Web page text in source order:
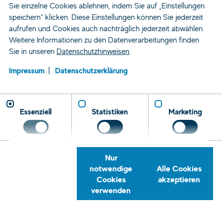
Zeitarbeit und Personaldienstleistung
Personalvermittlung
Rückrufservice
Telefon E-
Sie einzelne Cookies ablehnen, indem Sie auf „Einstellungen
speichern“ klicken. Diese Einstellungen können Sie jederzeit
aufrufen und Cookies auch nachträglich jederzeit abwählen.
Weitere Informationen zu den Datenverarbeitungen finden
Sie in unseren Datenschutzhinweisen.
Impressum
Datenschutzerklärung
Essenziell Statistiken Marketing
Nur
notwendige
Cookies
verwenden
Alle Cookies
akzeptieren